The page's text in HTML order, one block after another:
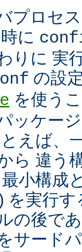
プロセ
に
りに 実
の設
を使う
ッケー
えば、
ら 違う
小構成
を実行
の後で
サード